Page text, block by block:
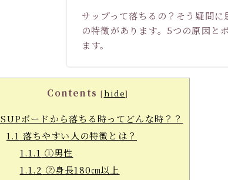
サップって落ちるの？そう疑問
の特徴があります。5つの原因と
ます。
Contents [hide]
SUPボードから落ちる時ってどんな時？？
1.1 落ちやすい人の特徴とは？
1.1.1 ①男性
1.1.2 ②身長180㎝以上